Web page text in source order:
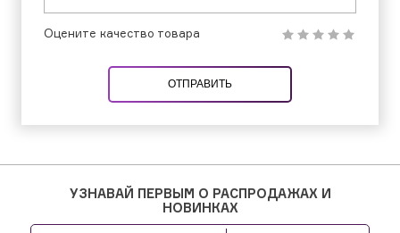
Оцените качество товара
ОТПРАВИТЬ
УЗНАВАЙ ПЕРВЫМ О РАСПРОДАЖАХ И
НОВИНКАХ